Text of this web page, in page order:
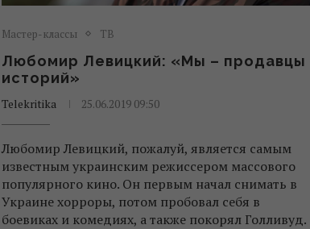
Мастер-классы ТВ
Любомир Левицкий: «Мы – продавцы
историй»
Telekritika 25.06.2019 09:50
Любомир Левицкий, пожалуй, является самым
известным украинским режиссером массового
популярного кино. Он первым начал снимать в
Украине хорроры, потом пробовал себя в
боевиках и комедиях, а также покорял Голливуд.